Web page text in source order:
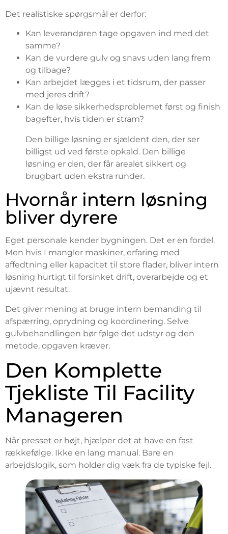
Det realistiske spørgsmål er derfor:
Kan leverandøren tage opgaven ind med det
samme?
Kan de vurdere gulv og snavs uden lang frem
og tilbage?
Kan arbejdet lægges i et tidsrum, der passer
med jeres drift?
Kan de løse sikkerhedsproblemet først og finish
bagefter, hvis tiden er stram?
Den billige løsning er sjældent den, der ser
billigst ud ved første opkald. Den billige
løsning er den, der får arealet sikkert og
brugbart uden ekstra runder.
Hvornår intern løsning
bliver dyrere
Eget personale kender bygningen. Det er en fordel.
Men hvis I mangler maskiner, erfaring med
affedtning eller kapacitet til store flader, bliver intern
løsning hurtigt til forsinket drift, overarbejde og et
ujævnt resultat.
Det giver mening at bruge intern bemanding til
afspærring, oprydning og koordinering. Selve
gulvbehandlingen bør følge det udstyr og den
metode, opgaven kræver.
Den Komplette
Tjekliste Til Facility
Manageren
Når presset er højt, hjælper det at have en fast
rækkefølge. Ikke en lang manual. Bare en
arbejdslogik, som holder dig væk fra de typiske fejl.